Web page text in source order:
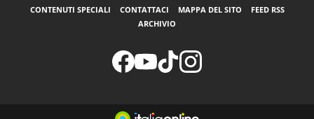
CONTENUTI SPECIALI CONTATTACI MAPPA DEL SITO
FEED RSS
ARCHIVIO